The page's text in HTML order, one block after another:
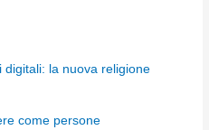
digitali: la nuova religione
come persone